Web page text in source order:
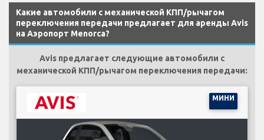
Какие автомобили с механической КПП/рычагом
переключения передачи предлагает для аренды Avis
на Аэропорт Menorca?
Avis предлагает следующие автомобили с
механической КПП/рычагом переключения передачи:
МИНИ